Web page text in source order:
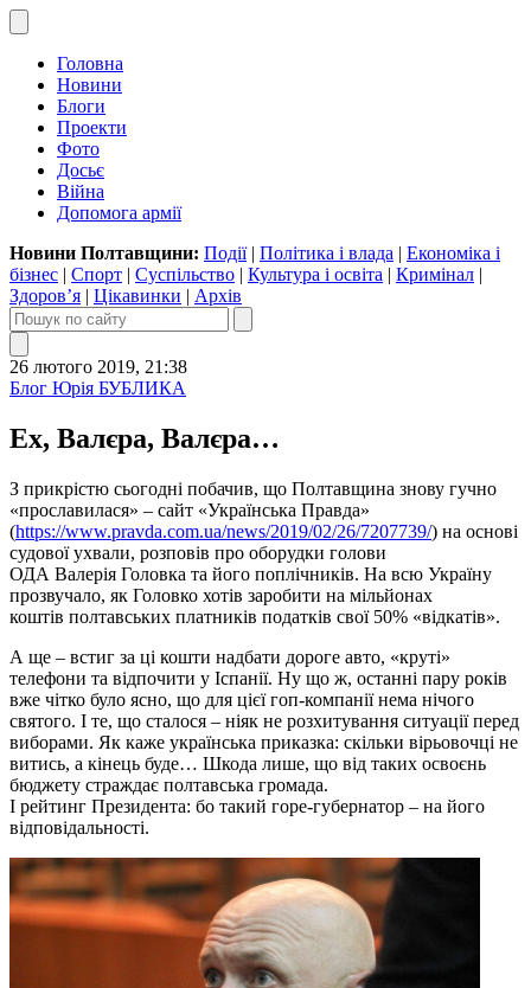
Головна
Новини
Блоги
Проекти
Фото
Досьє
Війна
Допомога армії
Новини Полтавщини: Події| Політика і влада | Економіка і
бізнес | Спорт | Суспільство | Культура і освіта | Кримінал |
Здоров’я | Цікавинки | Архів
26 лютого 2019, 21:38
Блог Юрія БУБЛИКА
Ех, Валєра, Валєра…
З прикрістю сьогодні побачив, що Полтавщина знову гучно
«прославилася» – сайт «Українська Правда»
(https://www.pravda.com.ua/news/2019/02/26/7207739/) на основі
судової ухвали, розповів про оборудки голови
ОДА Валерія Головка та його поплічників. На всю Україну
прозвучало, як Головко хотів заробити на мільйонах
коштів полтавських платників податків свої 50% «відкатів».
А ще – встиг за ці кошти надбати дороге авто, «круті»
телефони та відпочити у Іспанії. Ну що ж, останні пару років
вже чітко було ясно, що для цієї гоп-компанії нема нічого
святого. І те, що сталося – ніяк не розхитування ситуації перед
виборами. Як каже українська приказка: скільки вірьовочці не
витись, а кінець буде… Шкода лише, що від таких освоєнь
бюджету страждає полтавська громада.
І рейтинг Президента: бо такий горе-губернатор – на його
відповідальності.